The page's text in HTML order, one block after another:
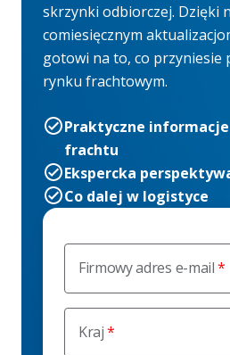
Firmowy adres e-mail
Kraj
skrzynki odbiorczej. Dzięki
comiesięcznym
gotowi na to, co przyniesie
rynku frachtowym.
Praktyczne
frachtu
Ekspercka
Co dalej w logistyce